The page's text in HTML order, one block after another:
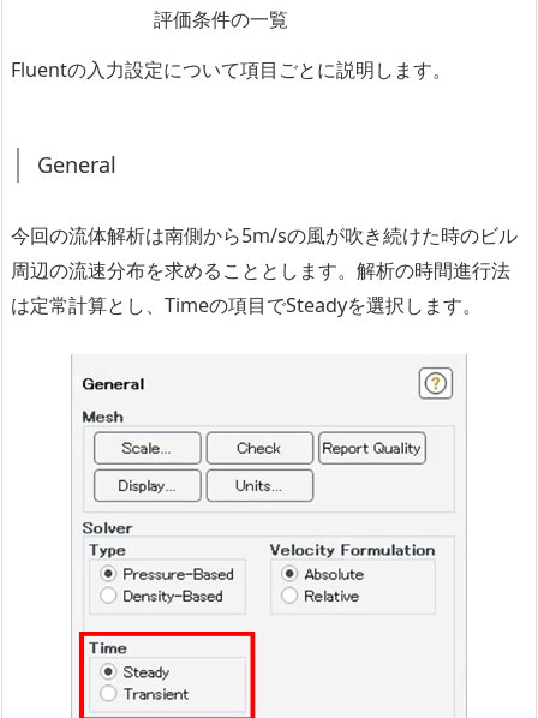
評価条件の一覧
Fluentの入力設定について項目ごとに説明します。
General
今回の流体解析は南側から5m/sの風が吹き続けた時のビル
周辺の流速分布を求めることとします。解析の時間進行法
は定常計算とし、Timeの項目でSteadyを選択します。